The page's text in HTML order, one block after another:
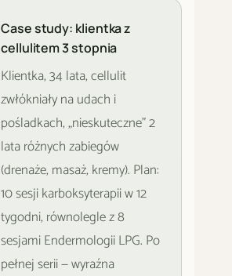
Case study: klientka z
cellulitem 3 stopnia
Klientka, 34 lata, cellulit
zwłókniały na udach i
pośladkach, „nieskuteczne" 2
lata różnych zabiegów
(drenaże, masaż, kremy). Plan:
10 sesji karboksyterapii w 12
tygodni, równolegle z 8
sesjami Endermologii LPG. Po
pełnej serii — wyraźna